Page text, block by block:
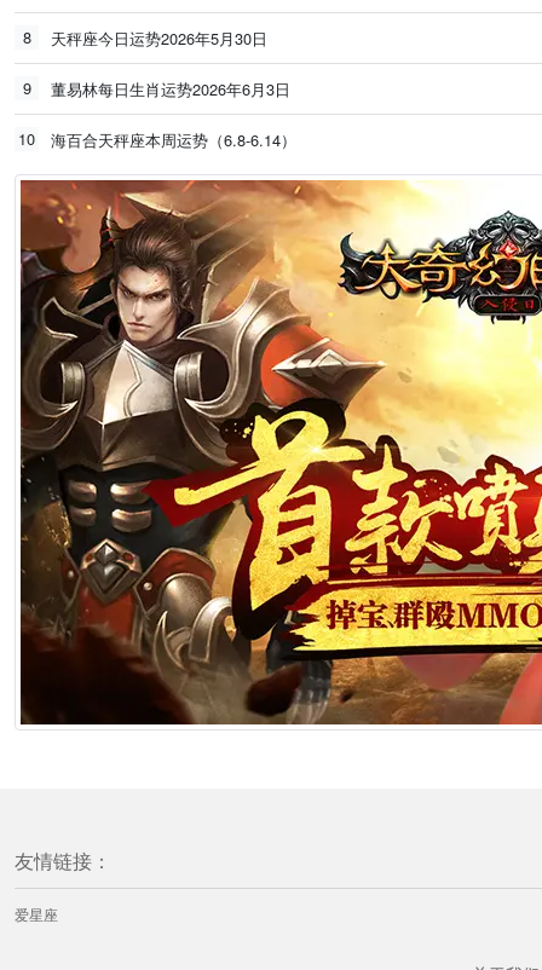
8 天秤座今日运势2026年5月30日
9 董易林每日生肖运势2026年6月3日
10 海百合天秤座本周运势（6.8-6.14）
友情链接：
爱星座